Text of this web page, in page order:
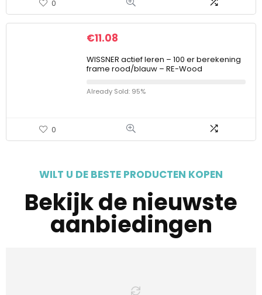
0
€11.08
WISSNER actief leren – 100 er berekening
frame rood/blauw – RE-Wood
Already Sold: 95%
0
WILT U DE BESTE PRODUCTEN KOPEN
Bekijk de nieuwste
aanbiedingen